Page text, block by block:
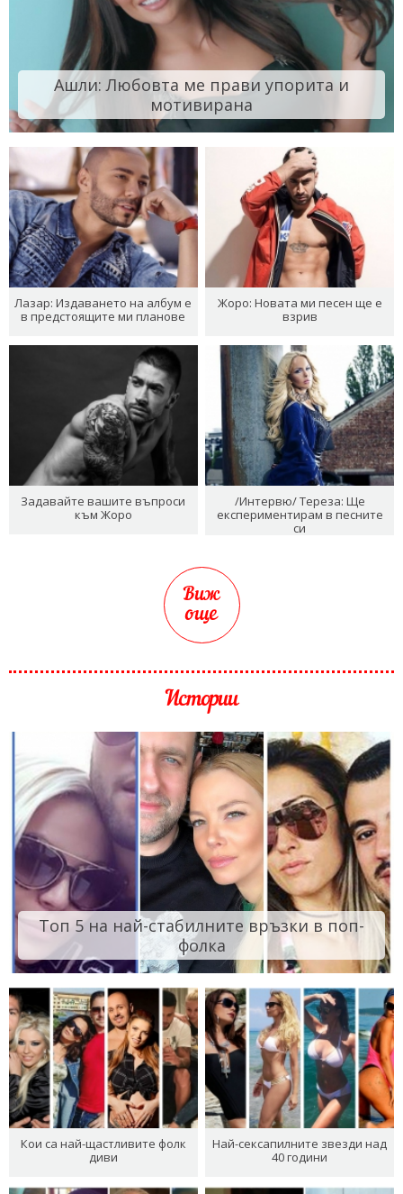
Ашли: Любовта ме прави упорита и
мотивирана
Лазар: Издаването на албум е
в предстоящите ми планове
Жоро: Новата ми песен ще е
взрив
Задавайте вашите въпроси
към Жоро
/Интервю/ Тереза: Ще
експериментирам в песните
си
Виж
още
Истории
Топ 5 на най-стабилните връзки в поп-
фолка
Кои са най-щастливите фолк
диви
Най-сексапилните звезди над
40 години